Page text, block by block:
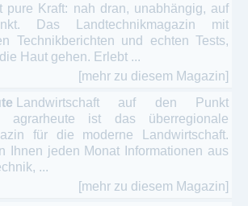
pure Kraft: nah dran, unabhängig, auf
Das Landtechnikmagazin mit
Technikberichten und echten Tests,
Haut gehen. Erlebt ...
[mehr zu diesem Magazin]
Landwirtschaft auf den Punkt
agrarheute ist das überregionale
für die moderne Landwirtschaft.
Ihnen jeden Monat Informationen aus
...
[mehr zu diesem Magazin]